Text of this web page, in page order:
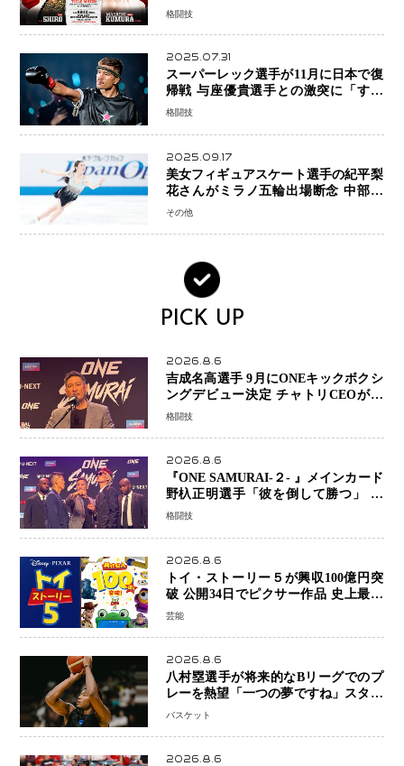
格闘技
2025.07.31
スーパーレック選手が11月に日本で復
帰戦 与座優貴選手との激突に「すべ
ての技術を見せたい」
格闘技
2025.09.17
美女フィギュアスケート選手の紀平梨
花さんがミラノ五輪出場断念 中部選
手権欠場を発表「安全最優先の判断」
その他
PICK UP
2026.8.6
吉成名高選手 9月にONEキックボクシ
ングデビュー決定 チャトリCEOがサ
プライズ発表 2カ月連続参戦へ
格闘技
2026.8.6
『ONE SAMURAI-２- 』メインカード
野杁正明選手「彼を倒して勝つ」 リ
ウ・メンヤンとの因縁に決着へ 再起
初戦
格闘技
2026.8.6
トイ・ストーリー５が興収100億円突
破 公開34日でピクサー作品 史上最速
日本歴代シリーズ最高更新も目前
芸能
2026.8.6
八村塁選手が将来的なBリーグでのプ
レーを熱望「一つの夢ですね」スター
帰還がリーグ価値を押し上げる可能性
バスケット
2026.8.6